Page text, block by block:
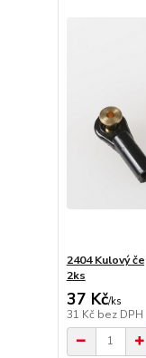
2404 Kulový
2ks
37 Kč/ks
31 Kč bez DPH